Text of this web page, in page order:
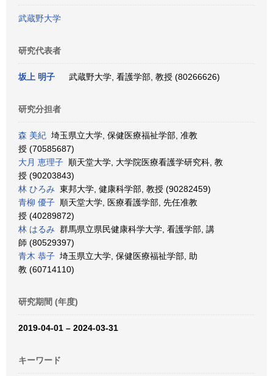
武蔵野大学
研究代表者
坂上 明子 武蔵野大学, 看護学部, 教授 (80266626)
研究分担者
森 美紀 埼玉県立大学, 保健医療福祉学部, 准教
授 (70585687)
大月 恵理子 順天堂大学, 大学院医療看護学研究科, 教
授 (90203843)
林 ひろみ 東邦大学, 健康科学部, 教授 (90282459)
青柳 優子 順天堂大学, 医療看護学部, 先任准教
授 (40289872)
林 はるみ 群馬県立県民健康科学大学, 看護学部, 講
師 (80529397)
青木 恭子 埼玉県立大学, 保健医療福祉学部, 助
教 (60714110)
研究期間 (年度)
2019-04-01 – 2024-03-31
キーワード